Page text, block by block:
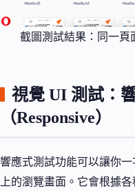
截圖測試結果：同一頁
視覺 UI 測試：
（Responsive）
響應式測試功能可以讓你
上的瀏覽畫面。它會根據